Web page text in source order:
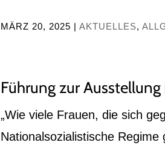
MÄRZ 20, 2025 |AKTUELLES,
Führung zur
„Wie viele Frauen, die sich
Nationalsozialistische Regime